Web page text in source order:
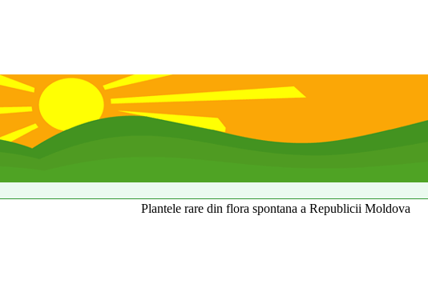
Plantele rare din flora spontana a Republicii Moldova